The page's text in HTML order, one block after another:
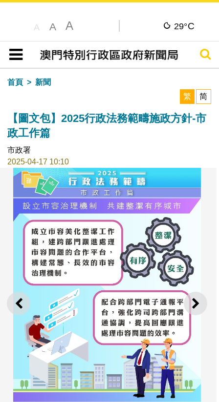
A A A 29°C
目錄
搜尋
首頁
新聞
繁
简
【圖文包】2025行政法務範疇施政方針-市
政工作篇
市政署
2025-04-17 10:10
上一則 下一